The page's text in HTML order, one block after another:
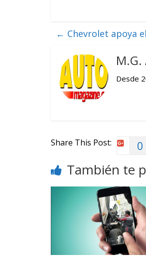
← Chevrolet apoya
Desde
Share This Post: 0
También te